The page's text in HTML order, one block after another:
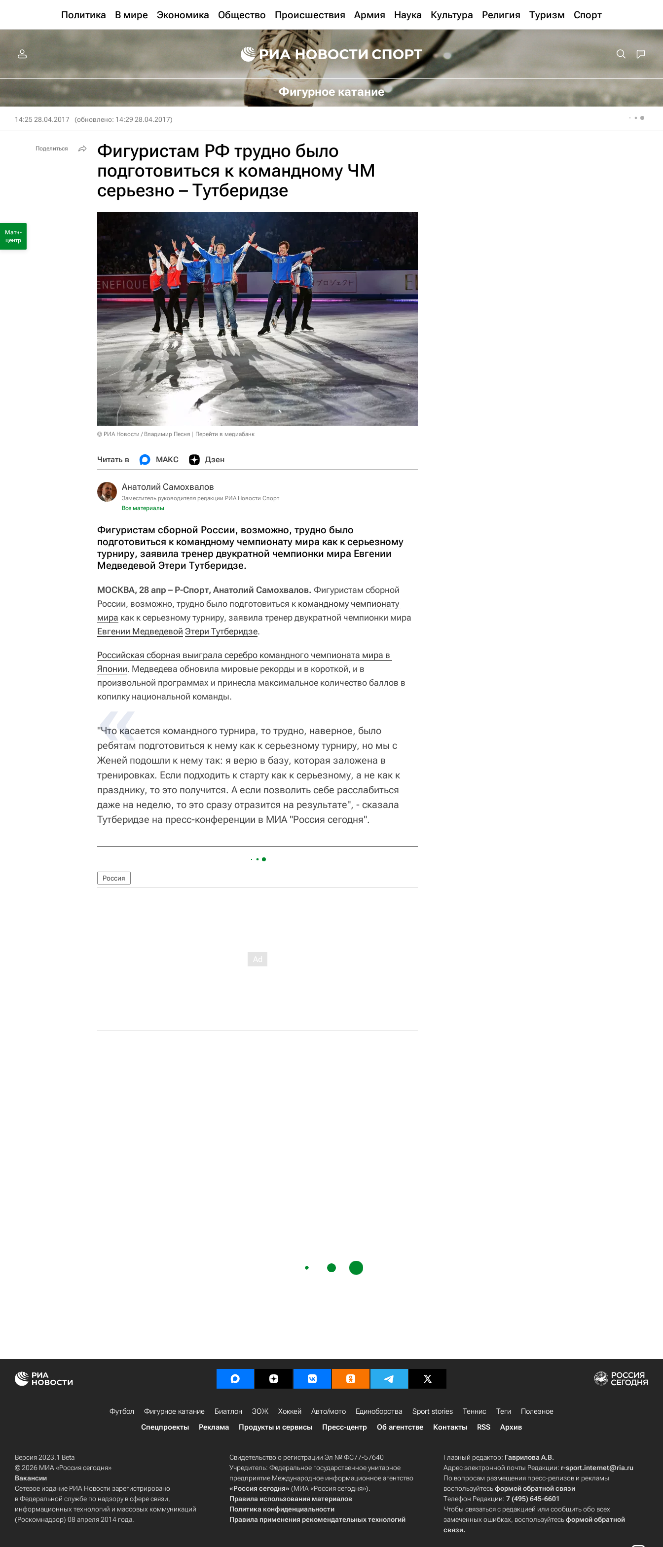
Политика В мире Экономика Общество Происшествия Армия Наука Культура Религия Туризм Спорт
Фигурное катание
14:25 28.04.2017 (обновлено: 14:29 28.04.2017)
Фигуристам РФ трудно было
подготовиться к командному ЧМ
серьезно – Тутберидзе
© РИА Новости / Владимир Песня Перейти в медиабанк
Читать в МАКС Дзен
Анатолий Самохвалов
Заместитель руководителя редакции РИА Новости Спорт
Все материалы
Фигуристам сборной России, возможно, трудно было
подготовиться к командному чемпионату мира как к серьезному
турниру, заявила тренер двукратной чемпионки мира Евгении
Медведевой Этери Тутберидзе.
МОСКВА, 28 апр – Р-Спорт, Анатолий Самохвалов. Фигуристам сборной
России, возможно, трудно было подготовиться к командному чемпионату
мира как к серьезному турниру, заявила тренер двукратной чемпионки мира
Евгении Медведевой Этери Тутберидзе.
Российская сборная выиграла серебро командного чемпионата мира в
Японии. Медведева обновила мировые рекорды и в короткой, и в
произвольной программах и принесла максимальное количество баллов в
копилку национальной команды.
"Что касается командного турнира, то трудно, наверное, было
ребятам подготовиться к нему как к серьезному турниру, но мы с
Женей подошли к нему так: я верю в базу, которая заложена в
тренировках. Если подходить к старту как к серьезному, а не как к
празднику, то это получится. А если позволить себе расслабиться
даже на неделю, то это сразу отразится на результате", - сказала
Тутберидзе на пресс-конференции в МИА "Россия сегодня".
Россия
Поделиться
Матч-
центр
Футбол Фигурное катание Биатлон ЗОЖ Хоккей Авто/мото Единоборства Sport stories Теннис Теги
Полезное
Спецпроекты
Реклама Продукты и сервисы Пресс-центр Об агентстве Контакты RSS Архив
Версия 2023.1 Beta
© 2026 МИА «Россия сегодня»
Вакансии
Сетевое издание РИА Новости зарегистрировано
в Федеральной службе по надзору в сфере связи,
информационных технологий и массовых коммуникаций
(Роскомнадзор) 08 апреля 2014 года.
Свидетельство о регистрации Эл № ФС77-57640
Учредитель: Федеральное государственное унитарное
предприятие Международное информационное агентство
«Россия сегодня» (МИА «Россия сегодня»).
Правила использования материалов
Политика конфиденциальности
Правила применения рекомендательных технологий
Главный редактор: Гаврилова А.В.
Адрес электронной почты Редакции: r-sport.internet@ria.ru
По вопросам размещения пресс-релизов и рекламы
воспользуйтесьформой обратной связи
Телефон Редакции:7 (495) 645-6601
Чтобы связаться с редакцией или сообщить обо всех
замеченных ошибках, воспользуйтесьформой обратной
связи.